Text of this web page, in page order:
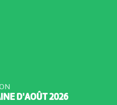
d’affiner les contenus mis à
acteurs·trices culturel·le·s sur
D'AOÛT 2026